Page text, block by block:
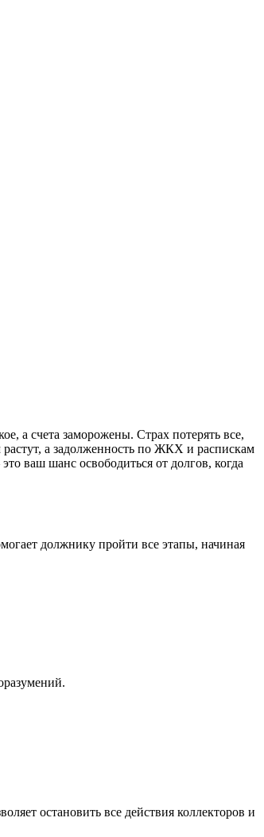
а счета заморожены. Страх потерять все,
а задолженность по ЖКХ и распискам
ваш шанс освободиться от долгов, когда
должнику пройти все этапы, начиная
остановить все действия коллекторов и